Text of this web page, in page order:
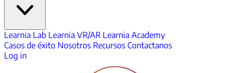
Learnia Lab Learnia VR/AR Learnia Academy
Casos de éxito Nosotros Recursos Contactanos
Log in